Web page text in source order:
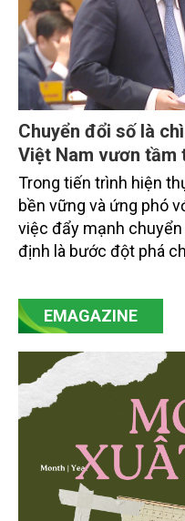
Chuyển đổi số là
Việt Nam vươn tầm
Trong tiến trình hiện
bền vững và ứng phó
việc đẩy mạnh
định là bước đột phá
mạnh mẽ, thúc đẩy
minh bạch hóa chuỗi
then chốt là nông
EMAGAZINE